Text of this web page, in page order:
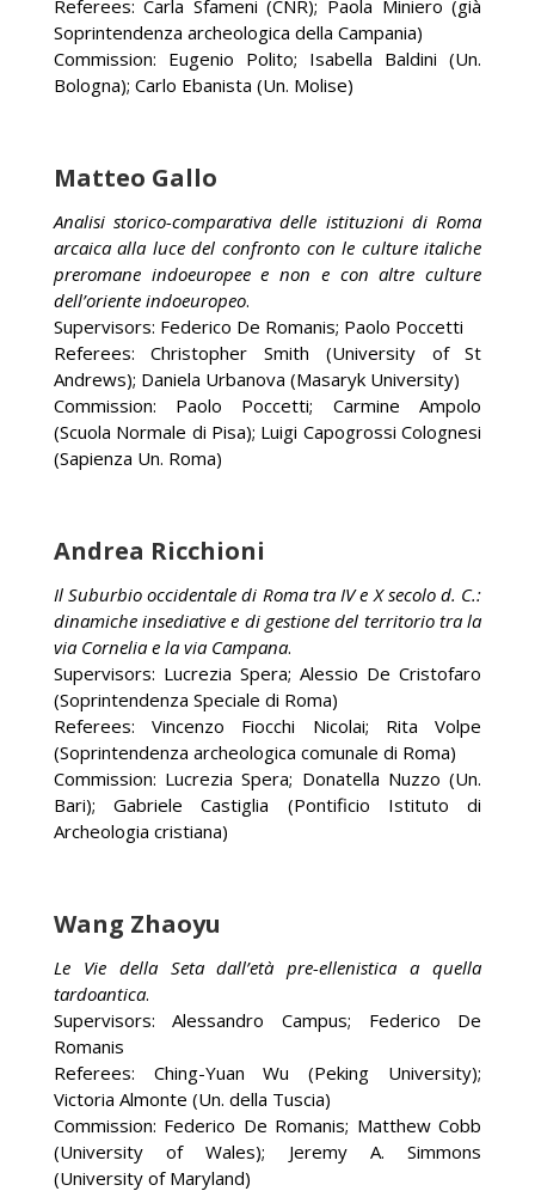
Referees: Carla Sfameni (CNR); Paola Miniero (già
Soprintendenza archeologica della Campania)
Commission: Eugenio Polito; Isabella Baldini (Un.
Bologna); Carlo Ebanista (Un. Molise)
Matteo Gallo
Analisi storico-comparativa delle istituzioni di Roma
arcaica alla luce del confronto con le culture italiche
preromane indoeuropee e non e con altre culture
dell’oriente indoeuropeo.
Supervisors: Federico De Romanis; Paolo Poccetti
Referees: Christopher Smith (University of St
Andrews); Daniela Urbanova (Masaryk University)
Commission: Paolo Poccetti; Carmine Ampolo
(Scuola Normale di Pisa); Luigi Capogrossi Colognesi
(Sapienza Un. Roma)
Andrea Ricchioni
Il Suburbio occidentale di Roma tra IV e X secolo d. C.:
dinamiche insediative e di gestione del territorio tra la
via Cornelia e la via Campana.
Supervisors: Lucrezia Spera; Alessio De Cristofaro
(Soprintendenza Speciale di Roma)
Referees: Vincenzo Fiocchi Nicolai; Rita Volpe
(Soprintendenza archeologica comunale di Roma)
Commission: Lucrezia Spera; Donatella Nuzzo (Un.
Bari); Gabriele Castiglia (Pontificio Istituto di
Archeologia cristiana)
Wang Zhaoyu
Le Vie della Seta dall’età pre-ellenistica a quella
tardoantica.
Supervisors: Alessandro Campus; Federico De
Romanis
Referees: Ching-Yuan Wu (Peking University);
Victoria Almonte (Un. della Tuscia)
Commission: Federico De Romanis; Matthew Cobb
(University of Wales); Jeremy A. Simmons
(University of Maryland)